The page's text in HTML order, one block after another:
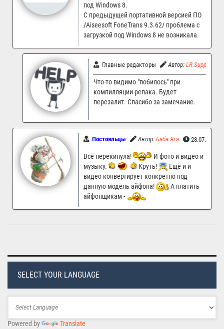
под Windows 8.
С предыдущей портативной версией ПО
/Aiseesoft FoneTrans 9.3.62/ проблема с
загрузкой под Windows 8 не возникала.
Главные редакторы Автор: LR.Support
Что-то видимо "побилось" при
компилляции репака. Будет
перезалит. Спасибо за замечание.
Постояльцы Автор: Баба Яга 28.07.2024
Всё перекинула!
И фото и видео и
музыку.
Круть!
Ещё и и
видео конвертирует конкретно под
данную модель айфона!
А платить
айфонщикам -
SELECT YOUR LANGUAGE
Powered by Translate